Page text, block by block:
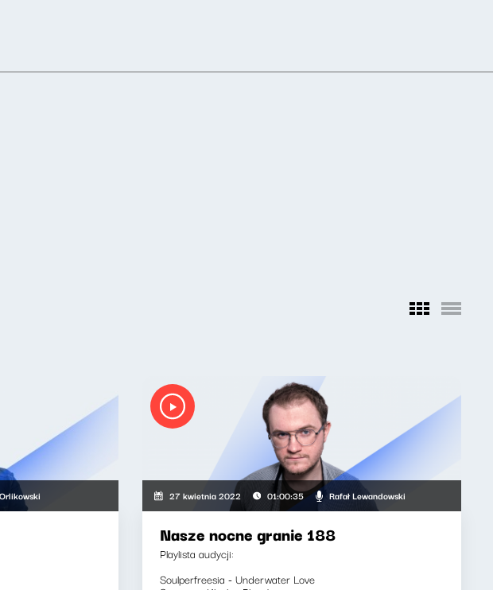
27 kwietnia 2022 01:00:35 Rafał Lewandowski
Nasze nocne granie 188
Playlista audycji:
Soulperfreesia - Underwater Love